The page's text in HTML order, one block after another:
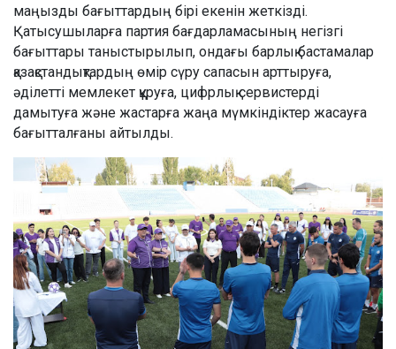
маңызды бағыттардың бірі екенін жеткізді.
Қатысушыларға партия бағдарламасының негізгі
бағыттары таныстырылып, ондағы барлық бастамалар
қазақстандықтардың өмір сүру сапасын арттыруға,
әділетті мемлекет құруға, цифрлық сервистерді
дамытуға және жастарға жаңа мүмкіндіктер жасауға
бағытталғаны айтылды.